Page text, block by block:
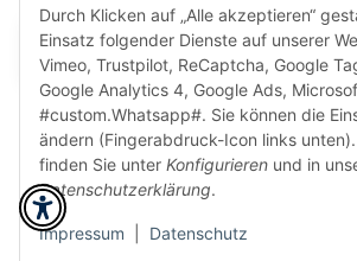
Durch Klicken auf „Alle akzeptieren“
Einsatz folgender Dienste auf unserer
Vimeo, Trustpilot, ReCaptcha, Google
Google Analytics 4, Google Ads,
#custom.Whatsapp#. Sie können die
ändern (Fingerabdruck-Icon links
finden Sie unter Konfigurieren und in
Datenschutzerklärung.
Impressum Datenschutz
* Alle Preise inkl. gesetzlicher USt.,